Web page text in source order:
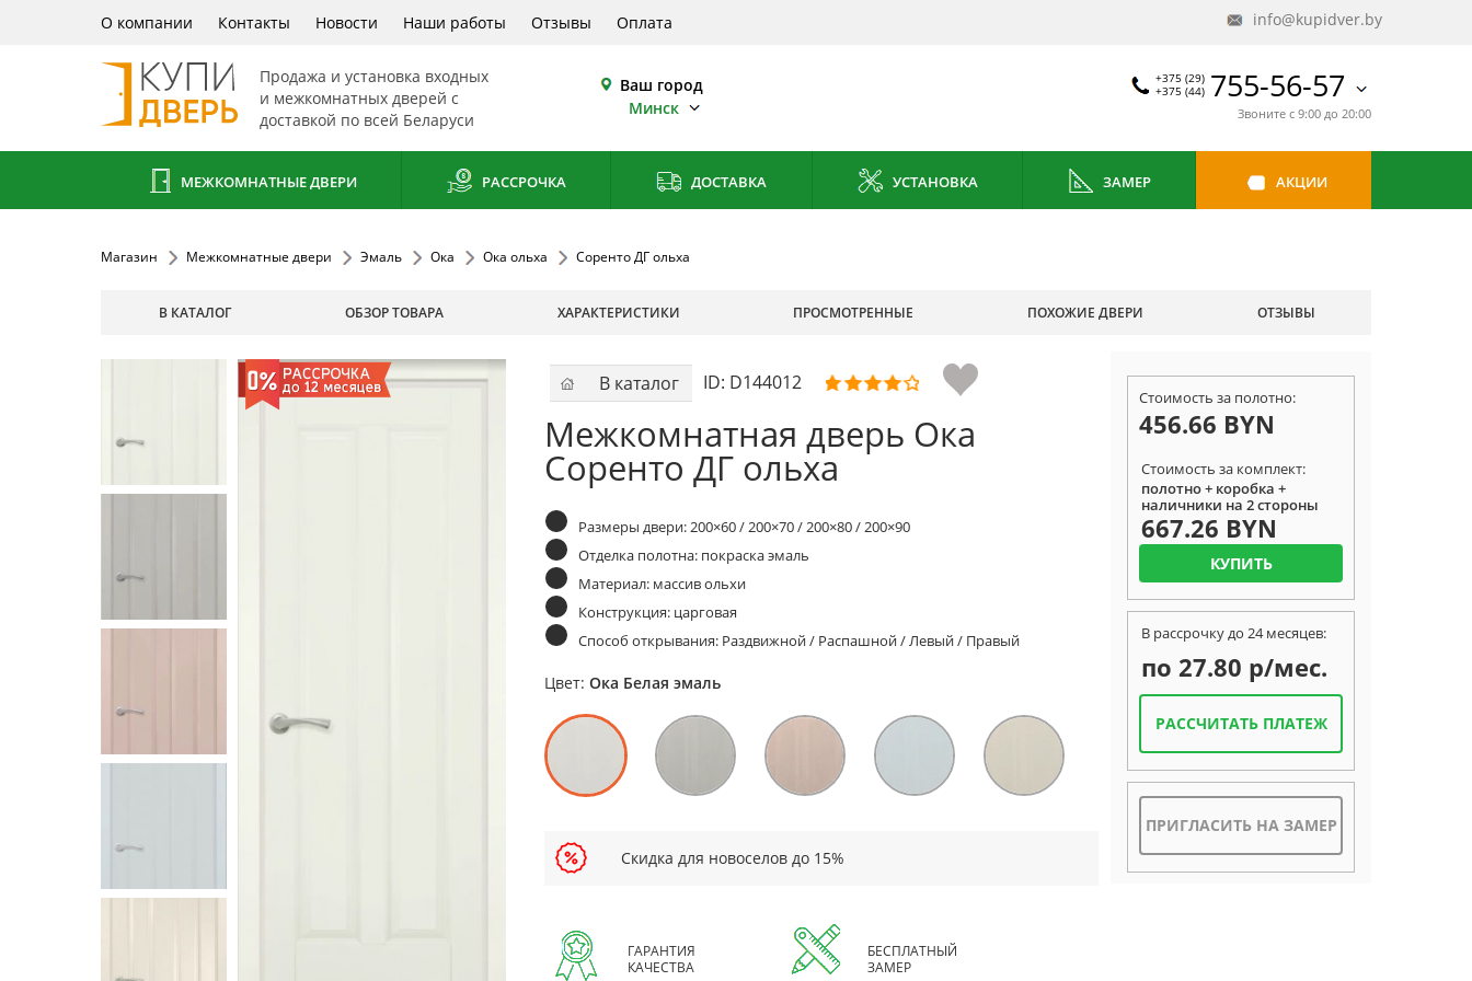
О компании Контакты Новости Наши работы Отзывы Оплата info@kupidver.by
Продажа и установка входных
и межкомнатных дверей с
доставкой по всей Беларуси
Ваш город
Минск
+375 (29)
+375 (44) 755-56-57
Звоните с 9:00 до 20:00
МЕЖКОМНАТНЫЕ ДВЕРИ РАССРОЧКА ДОСТАВКА УСТАНОВКА ЗАМЕР АКЦИИ
Магазин Межкомнатные двери Эмаль Ока Ока ольха Соренто ДГ ольха
В КАТАЛОГ ОБЗОР ТОВАРА ХАРАКТЕРИСТИКИ ПРОСМОТРЕННЫЕ ПОХОЖИЕ ДВЕРИ ОТЗЫВЫ
В каталог ID: D144012
Межкомнатная дверь Ока
Соренто ДГ ольха
Размеры двери: 200×60 / 200×70 / 200×80 / 200×90
Отделка полотна: покраска эмаль
Материал: массив ольхи
Конструкция: царговая
Способ открывания: Раздвижной / Распашной / Левый / Правый
Цвет: Ока Белая эмаль
Скидка для новоселов до 15%
ГАРАНТИЯ
КАЧЕСТВА
БЕСПЛАТНЫЙ
ЗАМЕР
Стоимость за полотно:
456.66 BYN
Стоимость за комплект:
полотно + коробка +
наличники на 2 стороны
667.26 BYN
КУПИТЬ
В рассрочку до 24 месяцев:
по 27.80 р/мес.
РАССЧИТАТЬ ПЛАТЕЖ
ПРИГЛАСИТЬ НА ЗАМЕР